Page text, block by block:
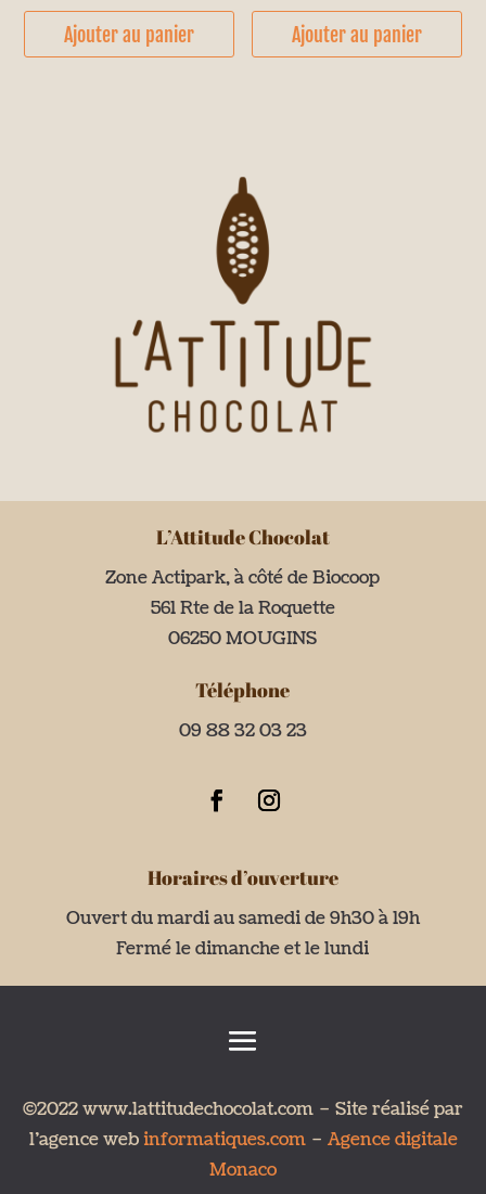
Ajouter au panier Ajouter au panier
L’Attitude Chocolat
Zone Actipark, à côté de Biocoop
561 Rte de la Roquette
06250 MOUGINS
Téléphone
09 88 32 03 23
Horaires d’ouverture
Ouvert du mardi au samedi de 9h30 à 19h
Fermé le dimanche et le lundi
©2022 www.lattitudechocolat.com – Site réalisé par
l’agence webinformatiques.com– Agence digitale
Monaco